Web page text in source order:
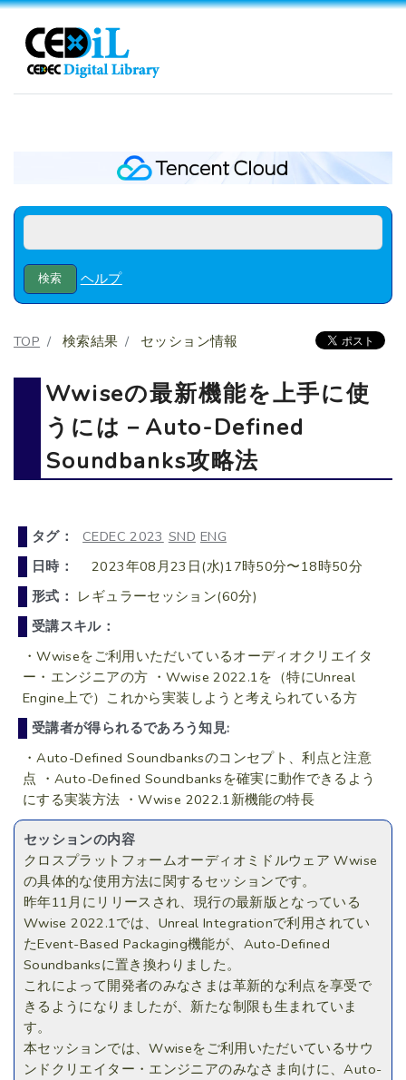
ヘルプ
TOP 検索結果 セッション情報
Wwiseの最新機能を上手に使
うには－Auto-Defined
Soundbanks攻略法
タグ： CEDEC 2023 SND ENG
日時：
2023年08月23日(水)17時50分〜18時50分
形式： レギュラーセッション(60分)
受講スキル：
・Wwiseをご利用いただいているオーディオクリエイタ
ー・エンジニアの方 ・Wwise 2022.1を（特にUnreal
Engine上で）これから実装しようと考えられている方
受講者が得られるであろう知見:
・Auto-Defined Soundbanksのコンセプト、利点と注意
点 ・Auto-Defined Soundbanksを確実に動作できるよう
にする実装方法 ・Wwise 2022.1新機能の特長
セッションの内容
クロスプラットフォームオーディオミドルウェア Wwise
の具体的な使用方法に関するセッションです。
昨年11月にリリースされ、現行の最新版となっている
Wwise 2022.1では、Unreal Integrationで利用されてい
たEvent-Based Packaging機能が、Auto-Defined
Soundbanksに置き換わりました。
これによって開発者のみなさまは革新的な利点を享受で
きるようになりましたが、新たな制限も生まれていま
す。
本セッションでは、Wwiseをご利用いただいているサウ
ンドクリエイター・エンジニアのみなさま向けに、Auto-